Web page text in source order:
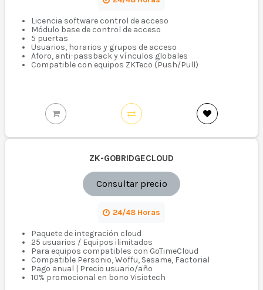
Licencia software control de acceso
Módulo base de control de acceso
5 puertas
Usuarios, horarios y grupos de acceso
Aforo, anti-passback y vínculos globales
Compatible con equipos ZKTeco (Push/Pull)
ZK-GOBRIDGECLOUD
Consultar precio
24/48 Horas
Paquete de integración cloud
25 usuarios / Equipos ilimitados
Para equipos compatibles con GoTimeCloud
Compatible Personio, Woffu, Sesame, Factorial
Pago anual | Precio usuario/año
10% promocional en bono Visiotech